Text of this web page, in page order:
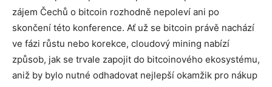
zájem Čechů o bitcoin rozhodně nepoleví ani po
skončení této konference. Ať už se bitcoin právě nachází
ve fázi růstu nebo korekce, cloudový mining nabízí
způsob, jak se trvale zapojit do bitcoinového ekosystému,
aniž by bylo nutné odhadovat nejlepší okamžik pro nákup